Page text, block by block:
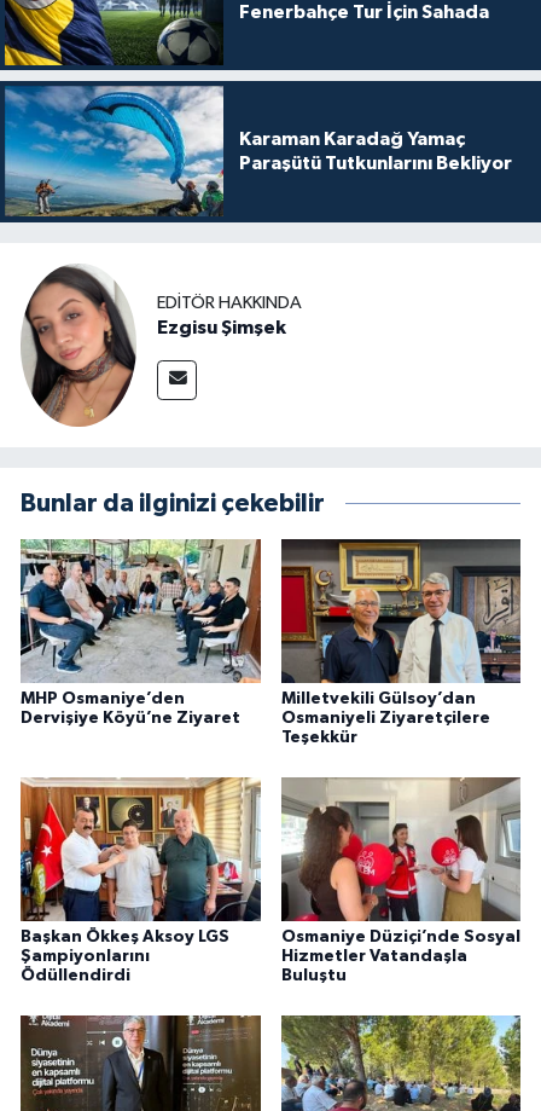
Fenerbahçe Tur İçin Sahada
Karaman Karadağ Yamaç
Paraşütü Tutkunlarını Bekliyor
EDITÖR HAKKINDA
Ezgisu Şimşek
Bunlar da ilginizi çekebilir
MHP Osmaniye’den
Dervişiye Köyü’ne Ziyaret
Milletvekili Gülsoy’dan
Osmaniyeli Ziyaretçilere
Teşekkür
Başkan Ökkeş Aksoy LGS
Şampiyonlarını
Ödüllendirdi
Osmaniye Düziçi’nde Sosyal
Hizmetler Vatandaşla
Buluştu